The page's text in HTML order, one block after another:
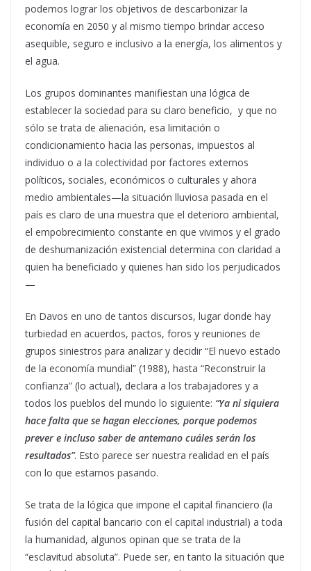
podemos lograr los objetivos de descarbonizar la
economía en 2050 y al mismo tiempo brindar acceso
asequible, seguro e inclusivo a la energía, los alimentos y
el agua.
Los grupos dominantes manifiestan una lógica de
establecer la sociedad para su claro beneficio, y que no
sólo se trata de alienación, esa limitación o
condicionamiento hacia las personas, impuestos al
individuo o a la colectividad por factores externos
políticos, sociales, económicos o culturales y ahora
medio ambientales—la situación lluviosa pasada en el
país es claro de una muestra que el deterioro ambiental,
el empobrecimiento constante en que vivimos y el grado
de deshumanización existencial determina con claridad a
quien ha beneficiado y quienes han sido los perjudicados
—
En Davos en uno de tantos discursos, lugar donde hay
turbiedad en acuerdos, pactos, foros y reuniones de
grupos siniestros para analizar y decidir “El nuevo estado
de la economía mundial” (1988), hasta “Reconstruir la
confianza” (lo actual), declara a los trabajadores y a
todos los pueblos del mundo lo siguiente: “Ya ni siquie­ra
hace falta que se hagan elec­ciones, porque podemos
prever e incluso saber de antemano cuáles serán los
resultados”. Esto parece ser nuestra realidad en el país
con lo que estamos pasando.
Se trata de la lógica que impone el capital financiero (la
fusión del capital bancario con el capital industrial) a toda
la humanidad, algunos opinan que se trata de la
“esclavitud absoluta”. Puede ser, en tanto la situación que